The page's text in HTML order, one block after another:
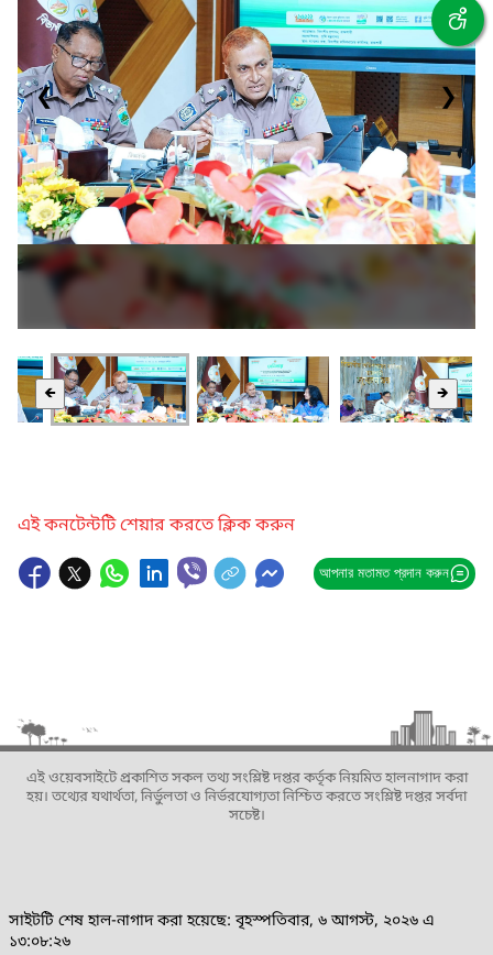
❮ ❯
🡸 🡺
এই কনটেন্টটি শেয়ার করতে ক্লিক করুন
আপনার মতামত প্রদান করুন
এই ওয়েবসাইটে প্রকাশিত সকল তথ্য সংশ্লিষ্ট দপ্তর কর্তৃক নিয়মিত হালনাগাদ করা
হয়। তথ্যের যথার্থতা, নির্ভুলতা ও নির্ভরযোগ্যতা নিশ্চিত করতে সংশ্লিষ্ট দপ্তর সর্বদা
সচেষ্ট।
সাইটটি শেষ হাল-নাগাদ করা হয়েছে: বৃহস্পতিবার, ৬ আগস্ট, ২০২৬ এ
১৩:০৮:২৬